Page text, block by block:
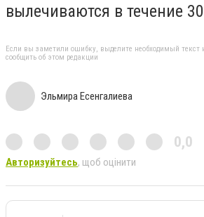
вылечиваются в течение
Если вы заметили ошибку, выделите необходимый текст
сообщить об этом редакции
Эльмира Есенгалиева
0,0
Авторизуйтесь, щоб оцінити